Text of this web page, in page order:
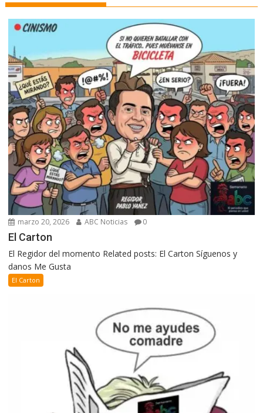
marzo 20, 2026 ABC Noticias 0
El Carton
El Regidor del momento Related posts: El Carton Síguenos y
danos Me Gusta
El Carton